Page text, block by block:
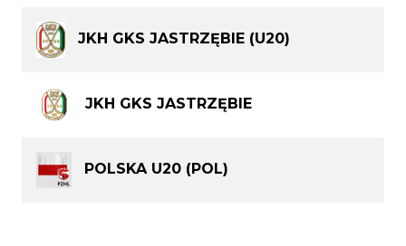
JKH GKS JASTRZĘBIE (U20)
JKH GKS JASTRZĘBIE
POLSKA U20 (POL)